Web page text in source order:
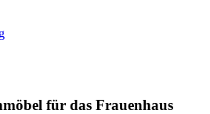
für das Frauenhaus